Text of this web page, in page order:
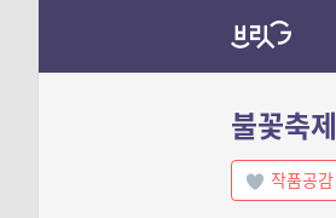
불꽃축제
작품공감